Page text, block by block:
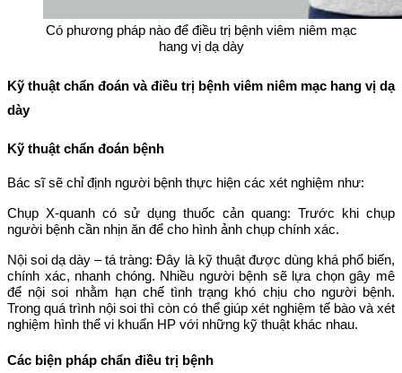
Có phương pháp nào để điều trị bệnh viêm niêm mạc
hang vị dạ dày
Kỹ thuật chẩn đoán và điều trị bệnh viêm niêm mạc hang vị dạ
dày
Kỹ thuật chẩn đoán bệnh
Bác sĩ sẽ chỉ định người bệnh thực hiện các xét nghiệm như:
Chụp X-quanh có sử dụng thuốc cản quang: Trước khi chụp
người bệnh cần nhịn ăn để cho hình ảnh chụp chính xác.
Nội soi dạ dày – tá tràng: Đây là kỹ thuật được dùng khá phổ biến,
chính xác, nhanh chóng. Nhiều người bệnh sẽ lựa chọn gây mê
để nội soi nhằm hạn chế tình trạng khó chịu cho người bệnh.
Trong quá trình nội soi thì còn có thể giúp xét nghiệm tế bào và xét
nghiệm hình thể vi khuẩn HP với những kỹ thuật khác nhau.
Các biện pháp chẩn điều trị bệnh